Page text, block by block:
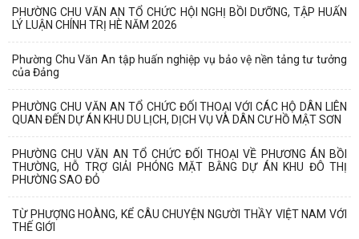
PHƯỜNG CHU VĂN AN TỔ CHỨC HỘI NGHỊ BỒI DƯỠNG, TẬP HUẤN
LÝ LUẬN CHÍNH TRỊ HÈ NĂM 2026
Phường Chu Văn An tập huấn nghiệp vụ bảo vệ nền tảng tư tưởng
của Đảng
PHƯỜNG CHU VĂN AN TỔ CHỨC ĐỐI THOẠI VỚI CÁC HỘ DÂN LIÊN
QUAN ĐẾN DỰ ÁN KHU DU LỊCH, DỊCH VỤ VÀ DÂN CƯ HỒ MẬT SƠN
PHƯỜNG CHU VĂN AN TỔ CHỨC ĐỐI THOẠI VỀ PHƯƠNG ÁN BỒI
THƯỜNG, HỖ TRỢ GIẢI PHÓNG MẶT BẰNG DỰ ÁN KHU ĐÔ THỊ
PHƯỜNG SAO ĐỎ
TỪ PHƯỢNG HOÀNG, KỂ CÂU CHUYỆN NGƯỜI THẦY VIỆT NAM VỚI
THẾ GIỚI